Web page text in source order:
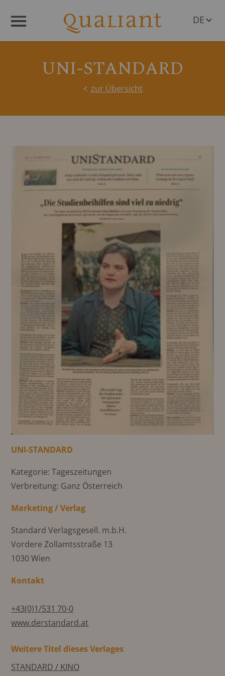
DE
UNI-STANDARD
zur Übersicht
UNI-STANDARD
Kategorie: Tageszeitungen
Verbreitung: Ganz Österreich
Marketing / Verlag
Standard Verlagsgesell. m.b.H.
Vordere Zollamtsstraße 13
1030 Wien
Kontakt
+43(0)1/531 70-0
www.derstandard.at
Weitere Titel dieses Verlages
STANDARD / KINO